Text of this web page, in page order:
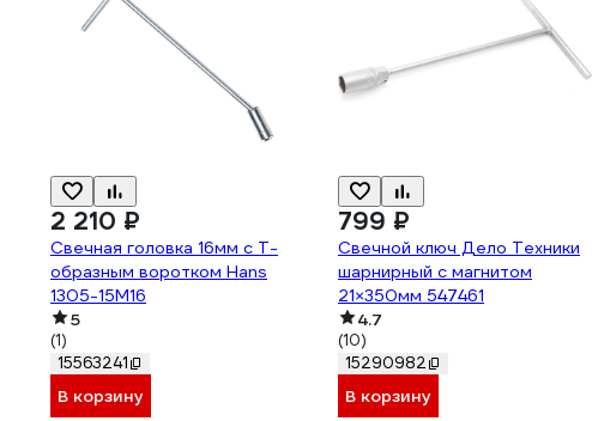
2 210 ₽
Свечная головка 16мм с Т-
образным воротком Hans
1305-15M16
5
(1)
15563241
В корзину
799 ₽
Свечной ключ Дело Техники
шарнирный с магнитом
21×350мм 547461
4.7
(10)
15290982
В корзину